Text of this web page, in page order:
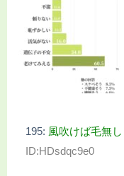
195: 風吹けば毛無し
ID:HDsdqc9e0